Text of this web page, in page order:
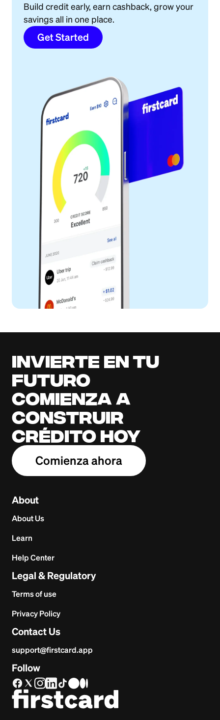
Build credit early, earn cashback, grow your
savings all in one place.
Get Started
Invierte en tu
futuro
Comienza a
construir
crédito hoy
Comienza ahora
About
About Us
Learn
Help Center
Legal & Regulatory
Terms of use
Privacy Policy
Contact Us
support@firstcard.app
Follow